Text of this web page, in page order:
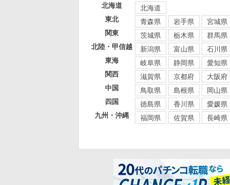
北海道
北海道
東北
青森県 岩手県 宮城県
関東
茨城県 栃木県 群馬県
北陸・甲信越
新潟県 富山県 石川県
東海
岐阜県 静岡県 愛知県
関西
滋賀県 京都府 大阪府
中国
鳥取県 島根県 岡山県
四国
徳島県 香川県 愛媛県
九州・沖縄
福岡県 佐賀県 長崎県